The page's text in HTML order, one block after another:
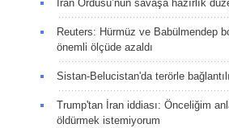
İran Ordusu’nun savaşa hazırlık
Reuters: Hürmüz ve Babülmendep
önemli ölçüde azaldı
Sistan-Belucistan'da terörle
Trump'tan İran iddiası: Önceliğim
öldürmek istemiyorum